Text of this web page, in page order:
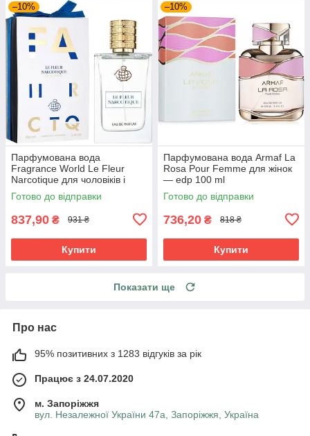
–10%
Парфумована вода
Fragrance World Le Fleur
Narcotique для чоловіків і
жінок edp 100 ml
Готово до відправки
837,90 ₴ 931 ₴
Купити
–10%
Парфумована вода Armaf La
Rosa Pour Femme для жінок
— edp 100 ml
Готово до відправки
736,20 ₴ 818 ₴
Купити
Показати ще
Про нас
95% позитивних з 1283 відгуків за рік
Працює з 24.07.2020
м. Запоріжжя
вул. Незалежної України 47а, Запоріжжя, Україна